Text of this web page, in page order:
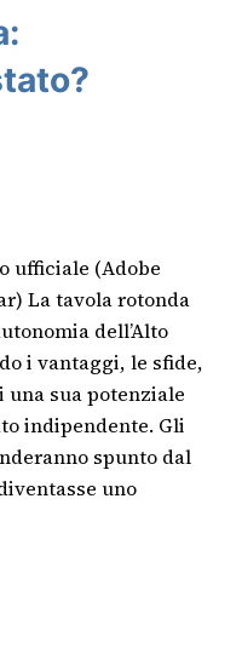
ufficiale (Adobe
La tavola rotonda
dell’Alto
i vantaggi, le sfide,
sua potenziale
indipendente. Gli
spunto dal
uno